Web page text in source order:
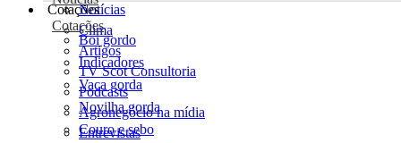
Notícias
Clima
Artigos
TV Scot Consultoria
Podcasts
Agronegócio na mídia
Entrevistas
Cotações
Cotações
Boi gordo
Indicadores
Vaca gorda
Novilha gorda
Couro e sebo